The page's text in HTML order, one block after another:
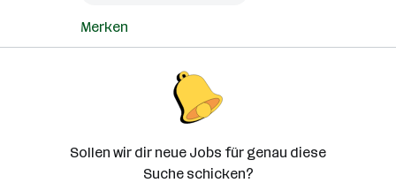
Merken
Sollen wir dir neue Jobs für genau diese
Suche schicken?